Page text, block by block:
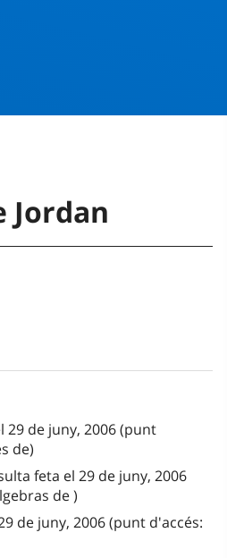
Jordan
29 de juny, 2006 (punt
de)
feta el 29 de juny, 2006
de )
de juny, 2006 (punt d'accés: